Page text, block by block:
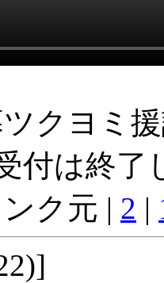
クヨミ
付は終了
ク元 | 2 |